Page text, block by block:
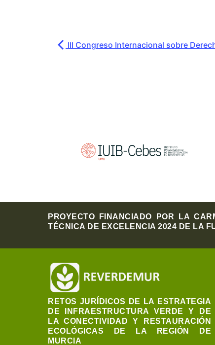
III Congreso Internacional sobre
PROYECTO FINANCIADO POR LA
TÉCNICA DE EXCELENCIA 2024 DE LA
RETOS JURÍDICOS DE LA ESTRATEGIA
DE INFRAESTRUCTURA VERDE Y DE
LA CONECTIVIDAD Y RESTAURACIÓN
ECOLÓGICAS DE LA REGIÓN DE
MURCIA